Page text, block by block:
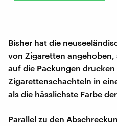
Bisher hat die
von Zigaretten
auf die Packungen drucken
Zigarettenschachteln in
als die hässlichste Farbe
Parallel zu den